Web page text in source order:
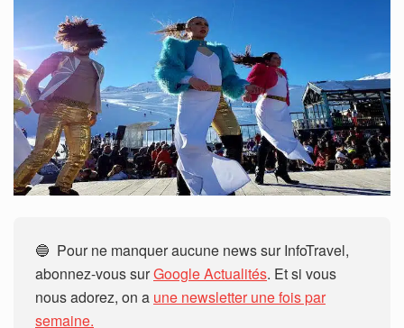
🔵 Pour ne manquer aucune news sur InfoTravel,
abonnez-vous surGoogle Actualités. Et si vous
nous adorez, on a une newsletter une fois par
semaine.